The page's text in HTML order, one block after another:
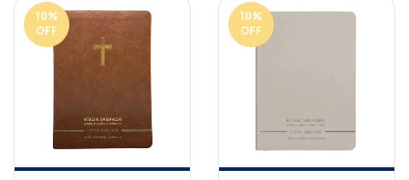
10%
OFF
10%
OFF